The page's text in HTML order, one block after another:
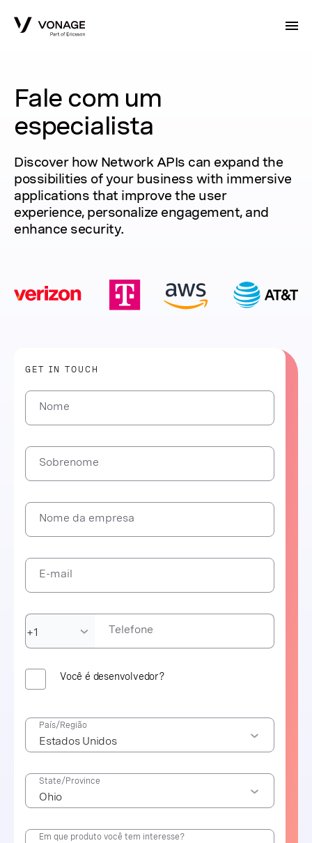
Fale com um
especialista
Discover how Network APIs can expand the
possibilities of your business with immersive
applications that improve the user
experience, personalize engagement, and
enhance security.
GET IN TOUCH
Nome
Sobrenome
Nome da empresa
E-mail
Telefone
Você é desenvolvedor?
País/Região
State/Province
Em que produto você tem interesse?